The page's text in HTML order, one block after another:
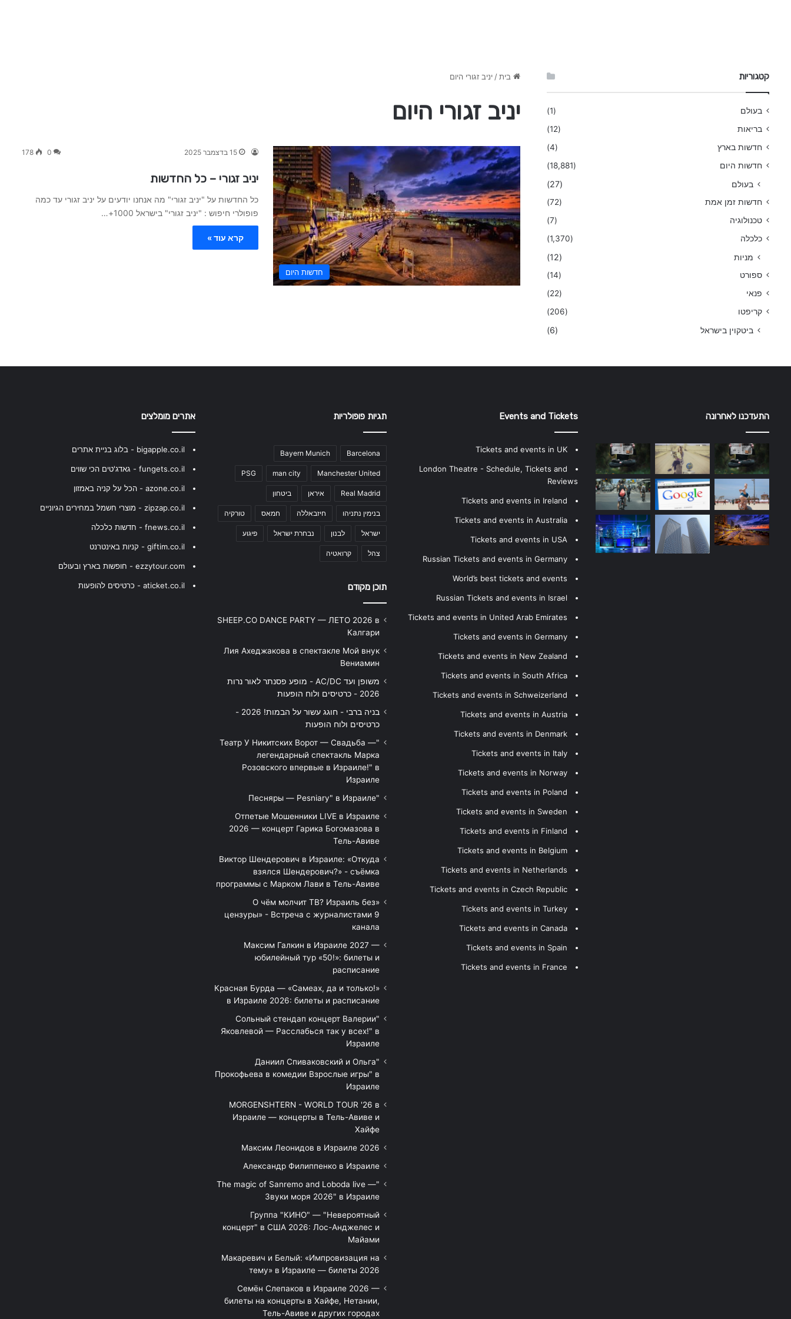
בית / יניב זגורי היום
יניב זגורי היום
חדשות היום
15 בדצמבר 2025 0
178
יניב זגורי – כל החדשות
כל החדשות על "יניב זגורי" מה אנחנו יודעים על יניב זגורי עד כמה
פופולרי חיפוש : "יניב זגורי" בישראל 1000+…
קרא עוד »
קטגוריות
בעולם
(1)
בריאות
(12)
חדשות בארץ
(4)
חדשות היום
(18,881)
בעולם (27)
חדשות זמן אמת
(72)
טכנולוגיה
(7)
כלכלה
(1,370)
מניות (12)
ספורט
(14)
פנאי
(22)
קריפטו
(206)
ביטקוין בישראל (6)
התעדכנו לאחרונה Events and Tickets
Tickets and events in UK
London Theatre - Schedule, Tickets and
Reviews
Tickets and events in Ireland
Tickets and events in Australia
Tickets and events in USA
Russian Tickets and events in Germany
World’s best tickets and events
Russian Tickets and events in Israel
Tickets and events in United Arab Emirates
Tickets and events in Germany
Tickets and events in New Zealand
Tickets and events in South Africa
Tickets and events in Schweizerland
Tickets and events in Austria
Tickets and events in Denmark
Tickets and events in Italy
Tickets and events in Norway
Tickets and events in Poland
Tickets and events in Sweden
Tickets and events in Finland
Tickets and events in Belgium
Tickets and events in Netherlands
Tickets and events in Czech Republic
Tickets and events in Turkey
Tickets and events in Canada
Tickets and events in Spain
Tickets and events in France
תגיות פופולריות
Barcelona
Bayern Munich
Manchester United
man city
PSG
Real Madrid איראן ביטחון
בנימין נתניהו חיזבאללה חמאס טורקיה
ישראל לבנון נבחרת ישראל פיגוע
צהל קרואטיה
תוכן מקודם
SHEEP.CO DANCE PARTY — ЛЕТО 2026 в
Калгари
Лия Ахеджакова в спектакле Мой внук
Вениамин
משופן ועד AC/DC - מופע פסנתר לאור נרות
2026 - כרטיסים ולוח הופעות
בניה ברבי - חוגג עשור על הבמות! 2026 -
כרטיסים ולוח הופעות
"Театр У Никитских Ворот — Свадьба —
легендарный спектакль Марка
Розовского впервые в Израиле!" в
Израиле
"Песняры — Pesniary" в Израиле
Отпетые Мошенники LIVE в Израиле
2026 — концерт Гарика Богомазова в
Тель-Авиве
Виктор Шендерович в Израиле: «Откуда
взялся Шендерович?» - съёмка
программы с Марком Лави в Тель-Авиве
«О чём молчит ТВ? Израиль без
цензуры» - Встреча с журналистами 9
канала
Максим Галкин в Израиле 2027 —
юбилейный тур «50!»: билеты и
расписание
Красная Бурда — «Самеах, да и только!»
в Израиле 2026: билеты и расписание
"Сольный стендап концерт Валерии
Яковлевой — Расслабься так у всех!" в
Израиле
"Даниил Спиваковский и Ольга
Прокофьева в комедии Взрослые игры" в
Израиле
MORGENSHTERN - WORLD TOUR '26 в
Израиле — концерты в Тель-Авиве и
Хайфе
Максим Леонидов в Израиле 2026
Александр Филиппенко в Израиле
"The magic of Sanremo and Loboda live —
Звуки моря 2026" в Израиле
Группа "КИНО" — "Невероятный
концерт" в США 2026: Лос-Анджелес и
Майами
Макаревич и Белый: «Импровизация на
тему» в Израиле — билеты 2026
Семён Слепаков в Израиле 2026 —
билеты на концерты в Хайфе, Нетании,
Тель-Авиве и других городах
אתרים מומלצים
bigapple.co.il - בלוג בניית אתרים
fungets.co.il - גאדג'טים הכי שווים
azone.co.il - הכל על קניה באמזון
zipzap.co.il - מוצרי חשמל במחירים הגיוניים
fnews.co.il - חדשות כלכלה
giftim.co.il - קניות באינטרנט
ezzytour.com - חופשות בארץ ובעולם
aticket.co.il - כרטיסים להופעות